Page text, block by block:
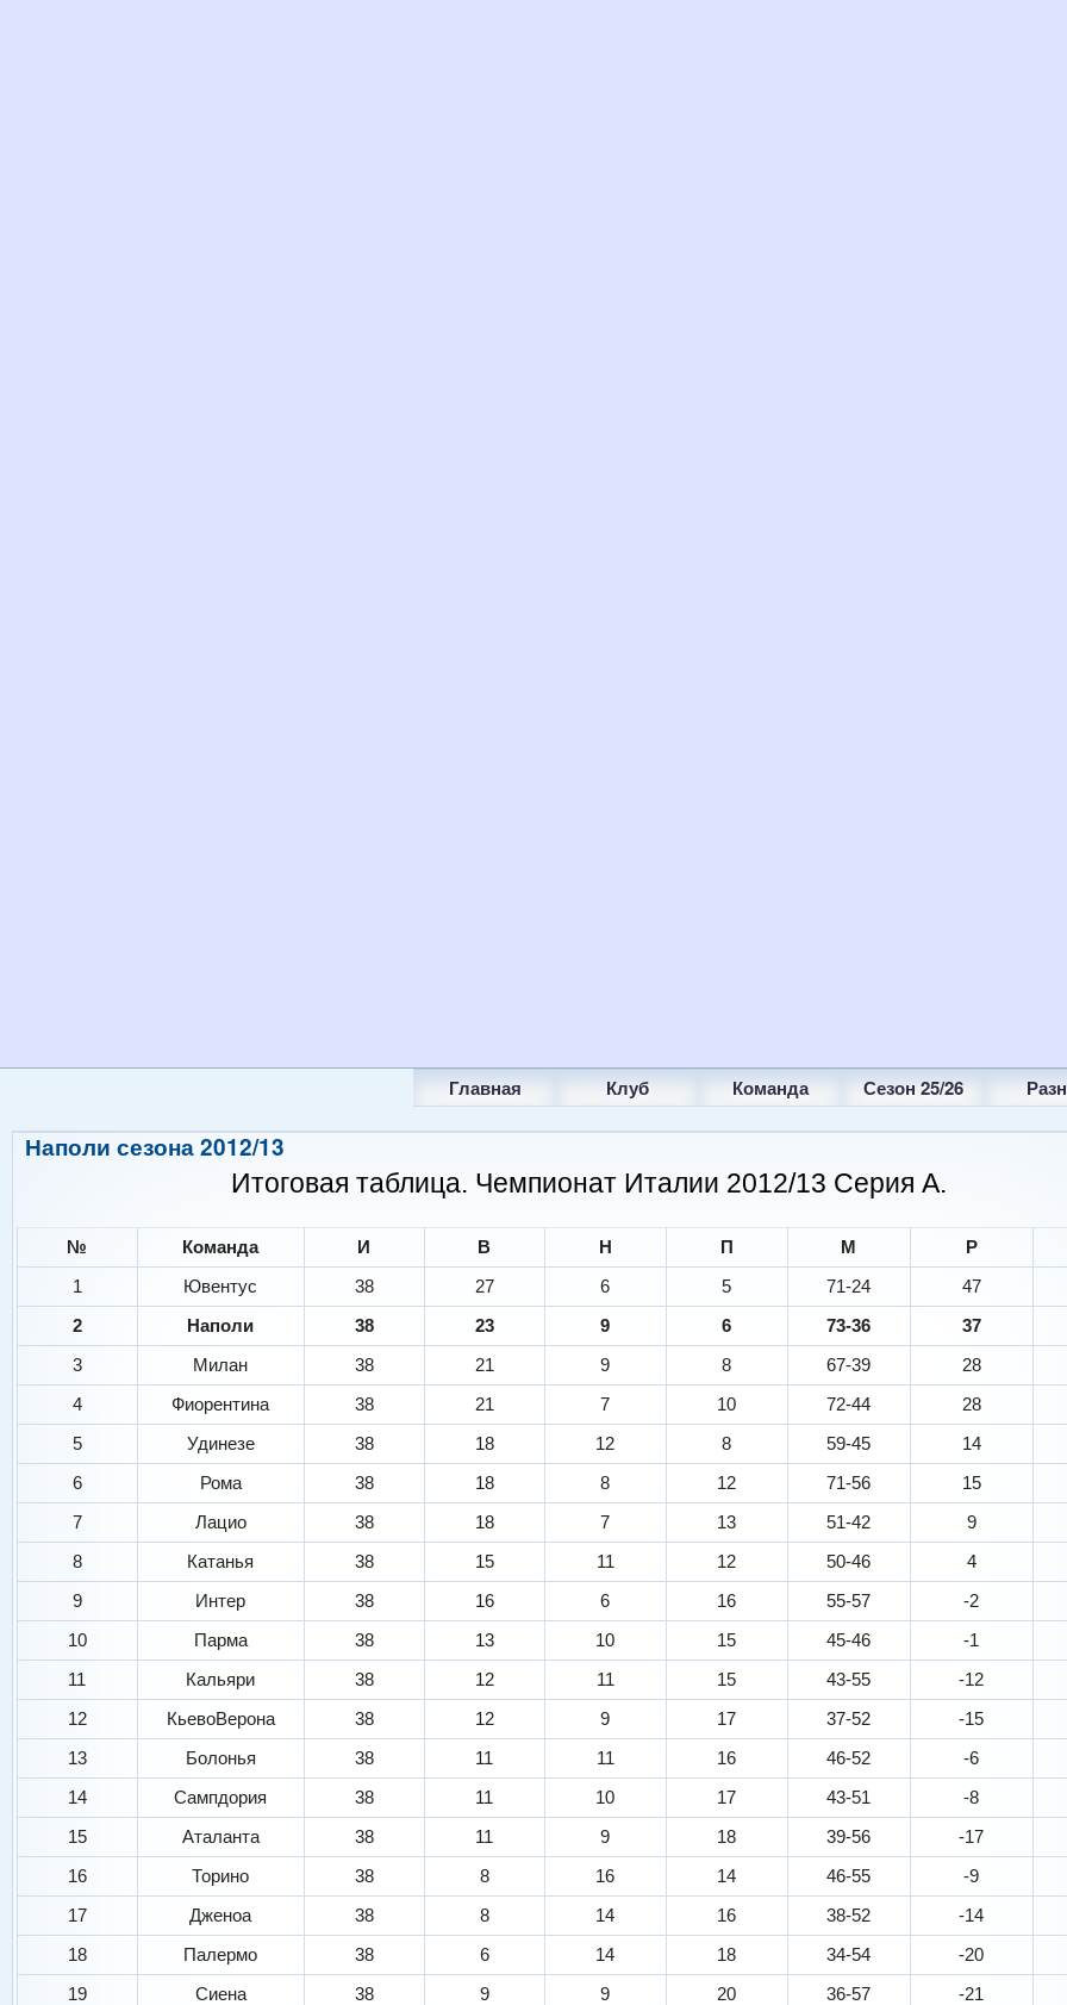
Главная Клуб Команда Сезон 25/26
Наполи сезона 2012/13
Итоговая таблица. Чемпионат Италии 2012/13 Серия A.
№ Команда И В Н П М
Р
1
Ювентус 38 27 6 5 71-24
47
2
Наполи 38 23 9 6 73-36
37
3
Милан 38 21 9 8 67-39
28
4
Фиорентина 38 21 7 10 72-44
28
5
Удинезе 38 18 12 8 59-45
14
6
Рома 38 18 8 12 71-56
15
7
Лацио 38 18 7 13 51-42
9
8
Катанья 38 15 11 12 50-46
4
9
Интер 38 16 6 16 55-57
-2
10
Парма 38 13 10 15 45-46
-1
11
Кальяри 38 12 11 15 43-55
-12
12
КьевоВерона 38 12 9 17 37-52
-15
13
Болонья 38 11 11 16 46-52
-6
14
Сампдория 38 11 10 17 43-51
-8
15
Аталанта 38 11 9 18 39-56
-17
16
Торино 38 8 16 14 46-55
-9
17
Дженоа 38 8 14 16 38-52
-14
18
Палермо 38 6 14 18 34-54
-20
19
Сиена 38 9 9 20 36-57
-21